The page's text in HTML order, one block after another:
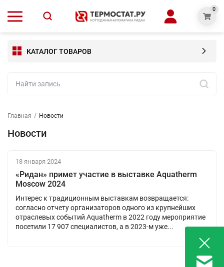
0
КАТАЛОГ ТОВАРОВ
Главная / Новости
Новости
18 января 2024
«Ридан» примет участие в выставке Aquatherm
Moscow 2024
Интерес к традиционным выставкам возвращается:
согласно отчету организаторов одного из крупнейших
отраслевых событий Aquatherm в 2022 году мероприятие
посетили 17 907 специалистов, а в 2023-м уже...